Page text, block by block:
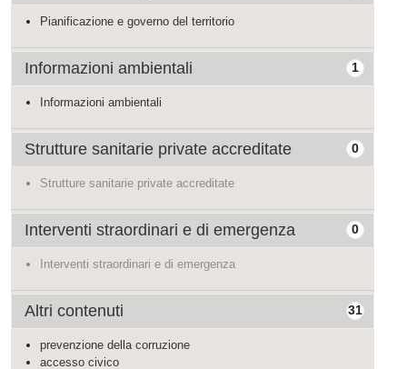
Pianificazione e governo del territorio
1
Informazioni ambientali
Informazioni ambientali
0
Strutture sanitarie private accreditate
Strutture sanitarie private accreditate
0
Interventi straordinari e di emergenza
Interventi straordinari e di emergenza
31
Altri contenuti
prevenzione della corruzione
accesso civico